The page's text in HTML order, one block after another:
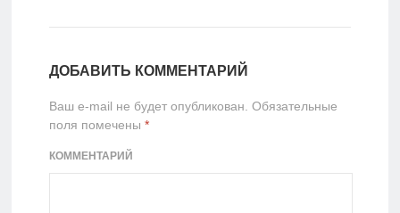
ДОБАВИТЬ КОММЕНТАРИЙ
Ваш e-mail не будет опубликован. Обязательные
поля помечены *
КОММЕНТАРИЙ